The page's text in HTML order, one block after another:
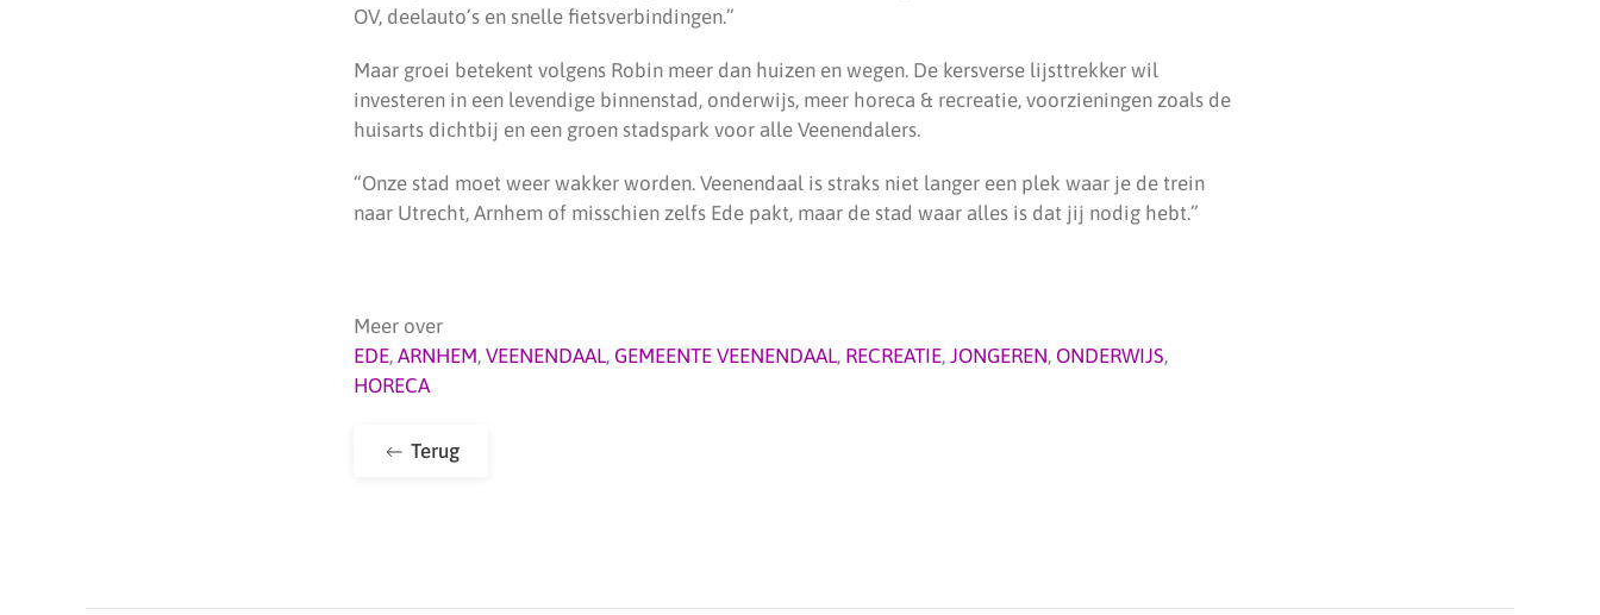
OV, deelauto’s en snelle fietsverbindingen.”
Maar groei betekent volgens Robin meer dan huizen en wegen. De kersverse lijsttrekker wil
investeren in een levendige binnenstad, onderwijs, meer horeca & recreatie, voorzieningen zoals de
huisarts dichtbij en een groen stadspark voor alle Veenendalers.
“Onze stad moet weer wakker worden. Veenendaal is straks niet langer een plek waar je de trein
naar Utrecht, Arnhem of misschien zelfs Ede pakt, maar de stad waar alles is dat jij nodig hebt.”
Meer over
EDE, ARNHEM, VEENENDAAL, GEMEENTE VEENENDAAL, RECREATIE, JONGEREN, ONDERWIJS,
HORECA
Terug